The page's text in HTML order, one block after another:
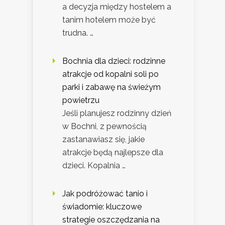
a decyzja między hostelem a
tanim hotelem może być
trudna. …
Bochnia dla dzieci: rodzinne
atrakcje od kopalni soli po
parki i zabawę na świeżym
powietrzu
Jeśli planujesz rodzinny dzień
w Bochni, z pewnością
zastanawiasz się, jakie
atrakcje będą najlepsze dla
dzieci. Kopalnia …
Jak podróżować tanio i
świadomie: kluczowe
strategie oszczędzania na